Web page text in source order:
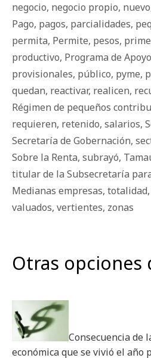
negocio, negocio propio, nuevo
Pago, pagos, parcialidades,
permita, Permite, pesos,
productivo, Programa de
provisionales, público, pyme,
quedan, reactivar, realicen,
Régimen de pequeños
requieren, retenido, salarios,
Secretaría de Gobernación,
Sobre la Renta, subrayó,
titular de la Subsecretaría
Medianas empresas, totalidad,
valuados, vertientes, zonas
Otras opciones
Consecuencia de
económica que se vivió el año